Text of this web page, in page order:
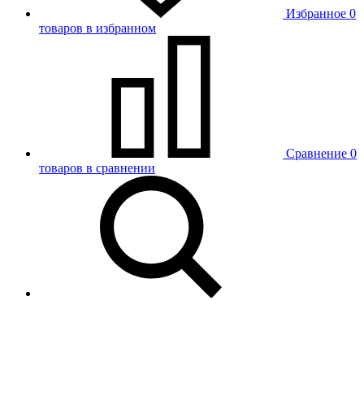
Избранное 0
товаров в избранном
Сравнение 0
товаров в сравнении